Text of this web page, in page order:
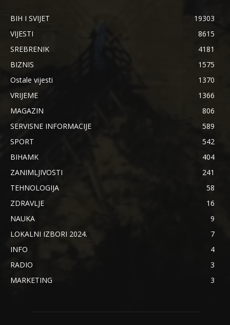
BIH I SVIJET
19303
VIJESTI
8615
SREBRENIK
4181
BIZNIS
1575
Ostale vijesti
1370
VRIJEME
1366
MAGAZIN
806
SERVISNE INFORMACIJE
589
SPORT
542
BIHAMK
404
ZANIMLJIVOSTI
241
TEHNOLOGIJA
58
ZDRAVLJE
16
NAUKA
9
LOKALNI IZBORI 2024.
7
INFO
4
RADIO
3
MARKETING
3